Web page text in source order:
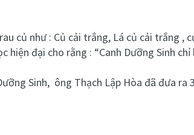
củ như : Củ cải trắng, Lá củ cải trắng
hiện đại cho rằng : “Canh Dưỡng Sinh
Sinh, ông Thạch Lập Hòa đã đưa